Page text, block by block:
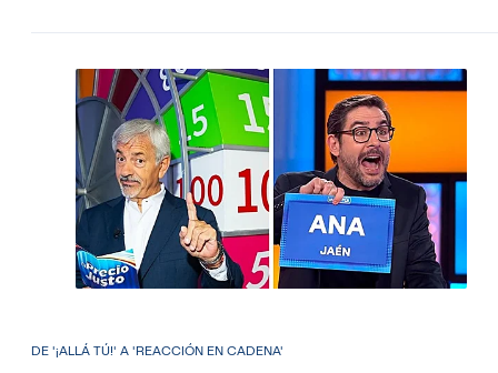
DE '¡ALLÁ TÚ!' A 'REACCIÓN EN CADENA'